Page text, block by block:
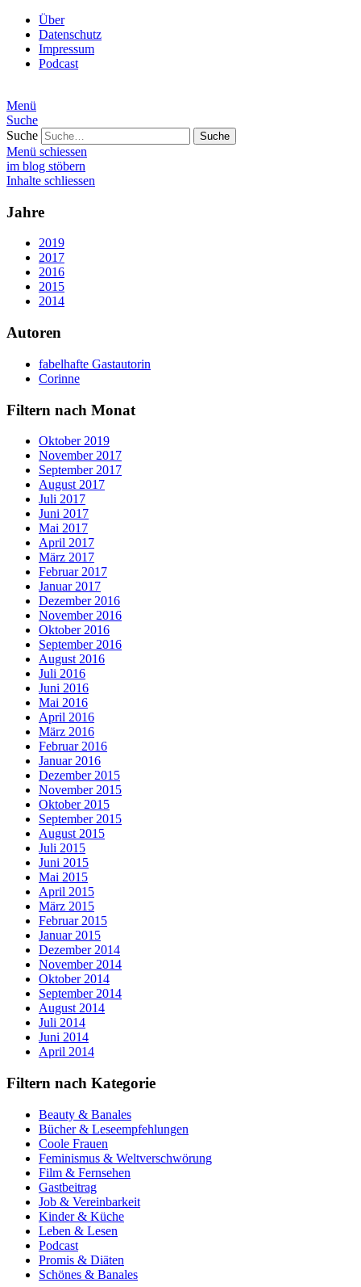
Über
Datenschutz
Impressum
Podcast
Menü
Suche
Suche
Menü schiessen
im blog stöbern
Inhalte schliessen
Jahre
2019
2017
2016
2015
2014
Autoren
fabelhafte Gastautorin
Corinne
Filtern nach Monat
Oktober 2019
November 2017
September 2017
August 2017
Juli 2017
Juni 2017
Mai 2017
April 2017
März 2017
Februar 2017
Januar 2017
Dezember 2016
November 2016
Oktober 2016
September 2016
August 2016
Juli 2016
Juni 2016
Mai 2016
April 2016
März 2016
Februar 2016
Januar 2016
Dezember 2015
November 2015
Oktober 2015
September 2015
August 2015
Juli 2015
Juni 2015
Mai 2015
April 2015
März 2015
Februar 2015
Januar 2015
Dezember 2014
November 2014
Oktober 2014
September 2014
August 2014
Juli 2014
Juni 2014
April 2014
Filtern nach Kategorie
Beauty & Banales
Bücher & Leseempfehlungen
Coole Frauen
Feminismus & Weltverschwörung
Film & Fernsehen
Gastbeitrag
Job & Vereinbarkeit
Kinder & Küche
Leben & Lesen
Podcast
Promis & Diäten
Schönes & Banales